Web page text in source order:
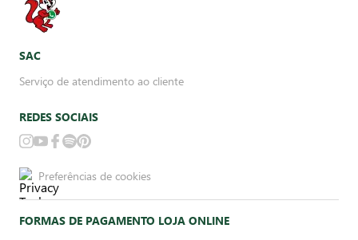
SAC
Serviço de atendimento ao cliente
REDES SOCIAIS
Preferências de cookies
FORMAS DE PAGAMENTO LOJA ONLINE